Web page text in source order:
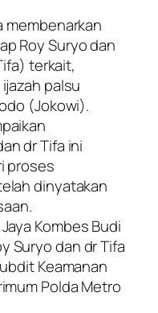
membenarkan
Roy Suryo dan
terkait,
palsu
(Jokowi).
dr Tifa ini
proses
dinyatakan
Kombes Budi
Suryo dan dr Tifa
Keamanan
Polda Metro